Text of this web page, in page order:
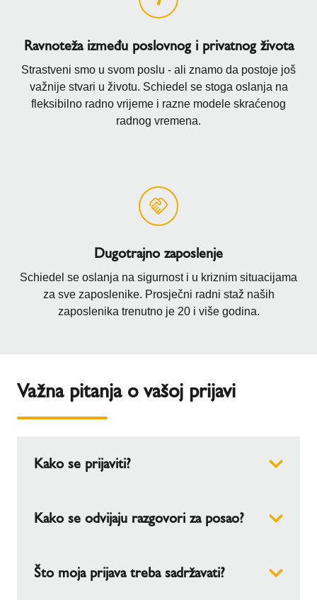
Ravnoteža između poslovnog i privatnog života
Strastveni smo u svom poslu - ali znamo da postoje još
važnije stvari u životu. Schiedel se stoga oslanja na
fleksibilno radno vrijeme i razne modele skraćenog
radnog vremena.
Dugotrajno zaposlenje
Schiedel se oslanja na sigurnost i u kriznim situacijama
za sve zaposlenike. Prosječni radni staž naših
zaposlenika trenutno je 20 i više godina.
Važna pitanja o vašoj prijavi
Kako se prijaviti?
dokumente pomoću obrasca za kontakt na kraju
Kako se odvijaju razgovori za posao?
uputama navedenim u pozivu za selekcijski
Što moja prijava treba sadržavati?